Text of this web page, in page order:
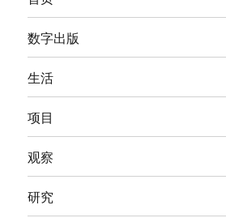
数字出版
生活
项目
观察
研究